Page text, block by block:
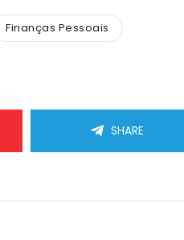
Finanças Pessoais
SHARE